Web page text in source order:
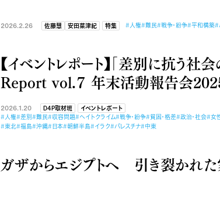
2026.2.26 佐藤慧 安田菜津紀 特集 #人権#難民#戦争・紛争#平和構築#
【イベントレポート】「差別に抗う社
Report vol.７ 年末活動報告会
2026.1.20 D4P取材班
イベントレポート
#人権#差別#難民#収容問題#ヘイトクライム#戦争・紛争#貧困・格差#政治・社会#女
#東北#福島#沖縄#日本#朝鮮半島#イラク#パレスチナ#中東
ガザからエジプトへ 引き裂かれ